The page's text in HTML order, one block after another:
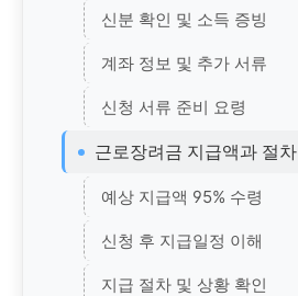
신분 확인 및 소득 증빙
계좌 정보 및 추가 서류
신청 서류 준비 요령
근로장려금 지급액과 절차
예상 지급액 95% 수령
신청 후 지급일정 이해
지급 절차 및 상황 확인